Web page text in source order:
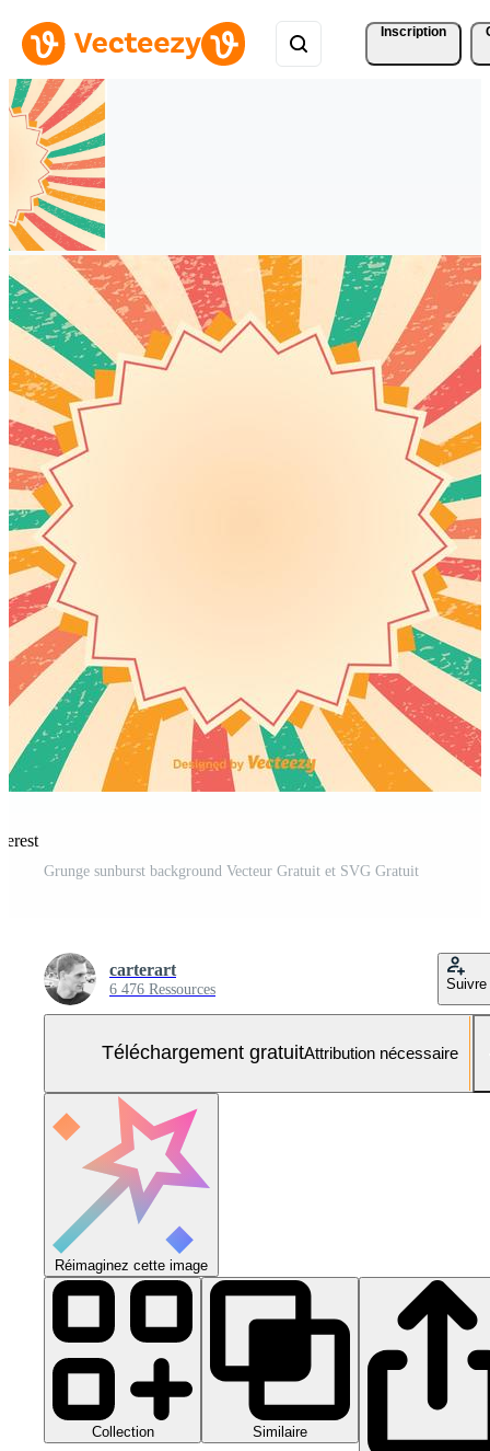
Inscription
Grunge sunburst background Vecteur Gratuit et SVG Gratuit
carterart
6 476 Ressources Suivre
Téléchargement gratuitAttribution nécessaire
Réimaginez cette image
Collection Similaire